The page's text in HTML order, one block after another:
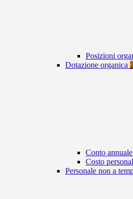
Posizioni
Dotazione organica 2
Conto
Costo
Personale non a